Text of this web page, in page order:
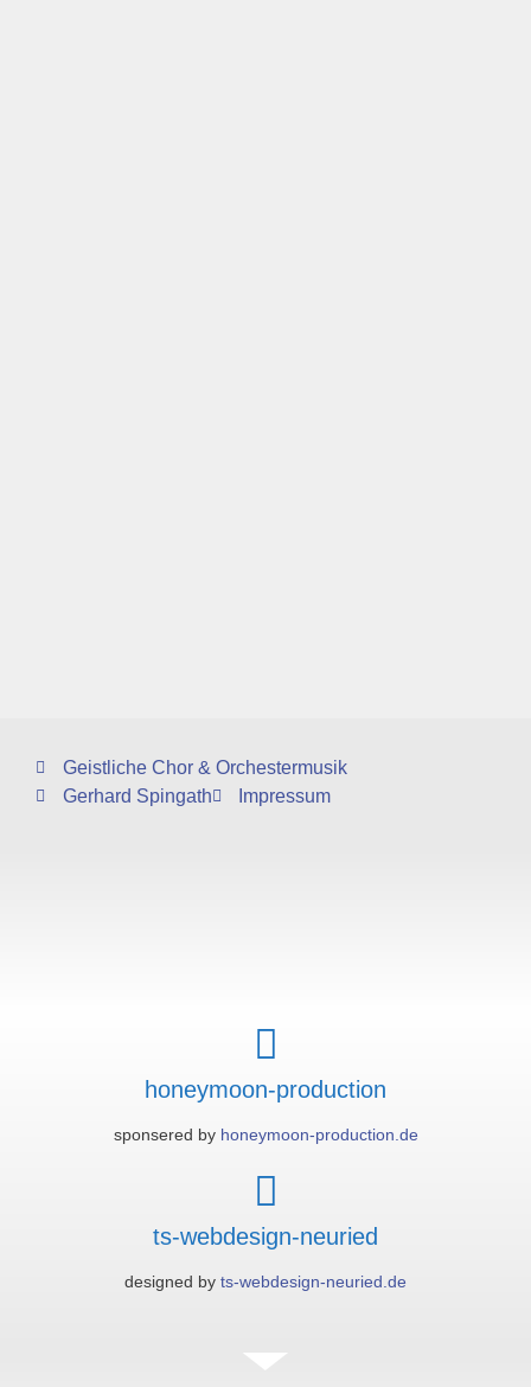
Geistliche Chor & Orchestermusik
Gerhard Spingath
Impressum
honeymoon-production
sponsered by honeymoon-production.de
ts-webdesign-neuried
designed by ts-webdesign-neuried.de